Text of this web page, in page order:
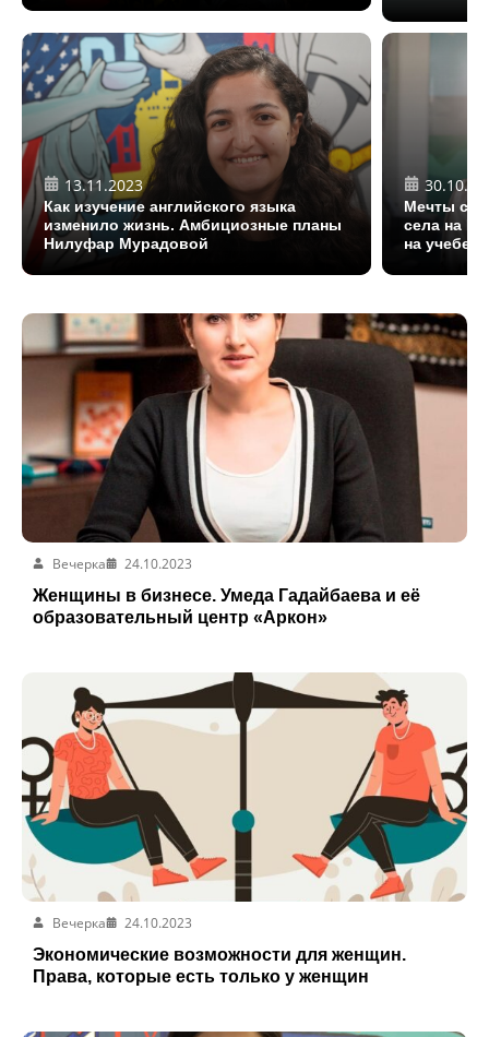
13.11.2023
Как изучение английского языка
изменило жизнь. Амбициозные планы
Нилуфар Мурадовой
Мечты
села на
на учебе
Вечерка
24.10.2023
Женщины в бизнесе. Умеда Гадайбаева и её
образовательный центр «Аркон»
Вечерка
24.10.2023
Экономические возможности для женщин.
Права, которые есть только у женщин